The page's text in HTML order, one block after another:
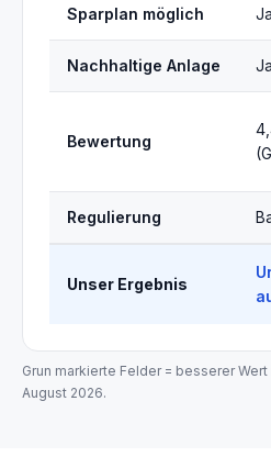
Sparplan möglich Ja
Nachhaltige Anlage Ja
Bewertung
Regulierung
Unser Ergebnis
Grun markierte Felder = besserer
August 2026.